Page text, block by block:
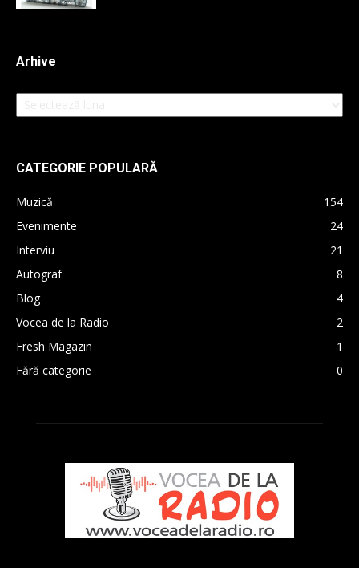
Arhive
Arhive
CATEGORIE POPULARĂ
Muzică
154
Evenimente
24
Interviu
21
Autograf
8
Blog
4
Vocea de la Radio
2
Fresh Magazin
1
Fără categorie
0